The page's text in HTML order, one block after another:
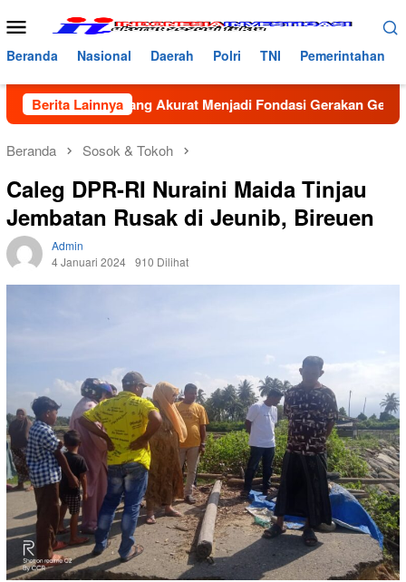
ke
konten
Menu
Mobile
Beranda Nasional Daerah Polri TNI Pemerintahan
Berita Lainnya
yang Akurat Menjadi Fondasi Gerakan GenRe di
Beranda Sosok & Tokoh
Caleg DPR-RI Nuraini Maida Tinjau
Jembatan Rusak di Jeunib, Bireuen
Admin
4 Januari 2024 910 Dilihat